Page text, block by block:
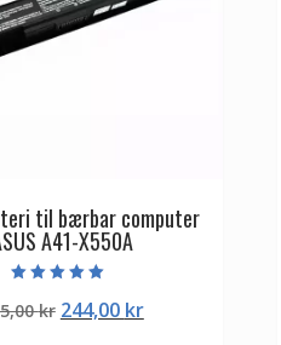
til bærbar computer
A41-X550A
5.00
ud af 5
kr Den
244,00 krDen